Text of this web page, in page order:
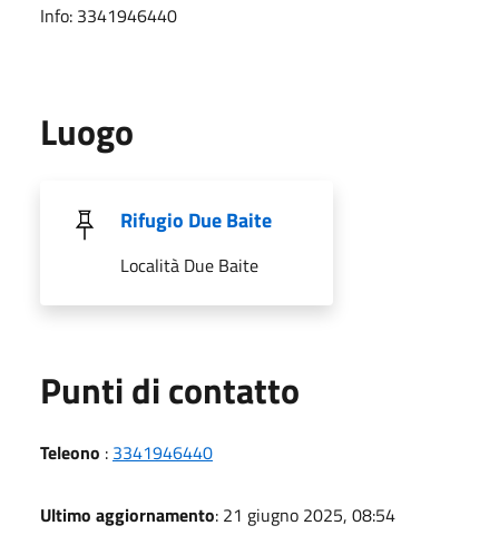
Info: 3341946440
Luogo
Rifugio Due Baite
Località Due Baite
Punti di contatto
Teleono : 3341946440
Ultimo aggiornamento: 21 giugno 2025, 08:54